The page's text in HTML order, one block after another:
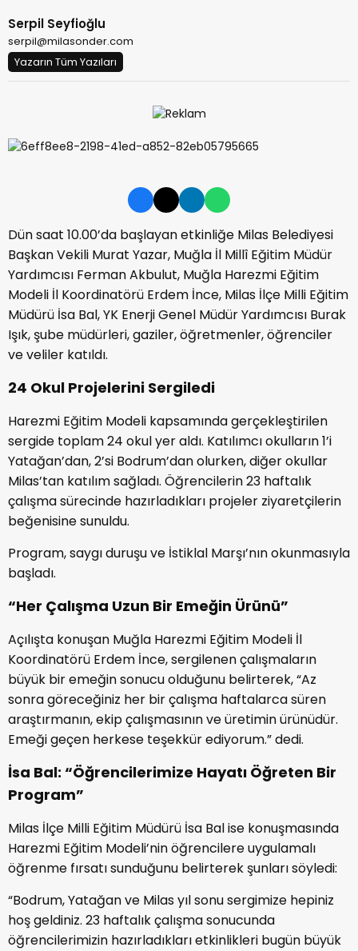
Serpil Seyfioğlu
serpil@milasonder.com
Yazarın Tüm Yazıları
Dün saat 10.00’da başlayan etkinliğe Milas Belediyesi
Başkan Vekili Murat Yazar, Muğla İl Millî Eğitim Müdür
Yardımcısı Ferman Akbulut, Muğla Harezmi Eğitim
Modeli İl Koordinatörü Erdem İnce, Milas İlçe Milli Eğitim
Müdürü İsa Bal, YK Enerji Genel Müdür Yardımcısı Burak
Işık, şube müdürleri, gaziler, öğretmenler, öğrenciler
ve veliler katıldı.
24 Okul Projelerini Sergiledi
Harezmi Eğitim Modeli kapsamında gerçekleştirilen
sergide toplam 24 okul yer aldı. Katılımcı okulların 1’i
Yatağan’dan, 2’si Bodrum’dan olurken, diğer okullar
Milas’tan katılım sağladı. Öğrencilerin 23 haftalık
çalışma sürecinde hazırladıkları projeler ziyaretçilerin
beğenisine sunuldu.
Program, saygı duruşu ve İstiklal Marşı’nın okunmasıyla
başladı.
“Her Çalışma Uzun Bir Emeğin Ürünü”
Açılışta konuşan Muğla Harezmi Eğitim Modeli İl
Koordinatörü Erdem İnce, sergilenen çalışmaların
büyük bir emeğin sonucu olduğunu belirterek, “Az
sonra göreceğiniz her bir çalışma haftalarca süren
araştırmanın, ekip çalışmasının ve üretimin ürünüdür.
Emeği geçen herkese teşekkür ediyorum.” dedi.
İsa Bal: “Öğrencilerimize Hayatı Öğreten Bir
Program”
Milas İlçe Milli Eğitim Müdürü İsa Bal ise konuşmasında
Harezmi Eğitim Modeli’nin öğrencilere uygulamalı
öğrenme fırsatı sunduğunu belirterek şunları söyledi:
“Bodrum, Yatağan ve Milas yıl sonu sergimize hepiniz
hoş geldiniz. 23 haftalık çalışma sonucunda
öğrencilerimizin hazırladıkları etkinlikleri bugün büyük